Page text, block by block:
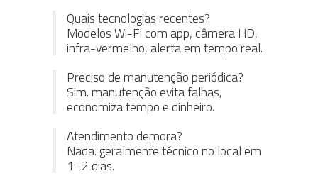
Quais tecnologias recentes?
Modelos Wi-Fi com app, câmera HD,
infra-vermelho, alerta em tempo real.
Preciso de manutenção periódica?
Sim. manutenção evita falhas,
economiza tempo e dinheiro.
Atendimento demora?
Nada. geralmente técnico no local em
1–2 dias.